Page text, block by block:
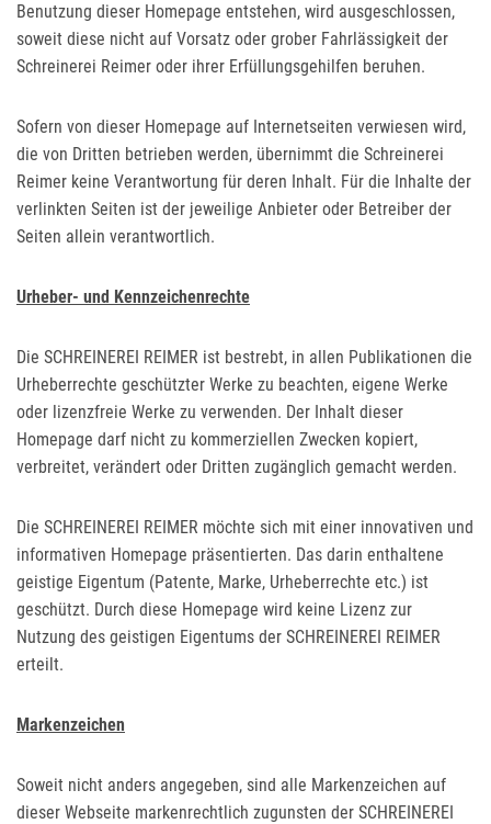
Benutzung dieser Homepage entstehen, wird ausgeschlossen,
soweit diese nicht auf Vorsatz oder grober Fahrlässigkeit der
Schreinerei Reimer oder ihrer Erfüllungsgehilfen beruhen.
Sofern von dieser Homepage auf Internetseiten verwiesen wird,
die von Dritten betrieben werden, übernimmt die Schreinerei
Reimer keine Verantwortung für deren Inhalt. Für die Inhalte der
verlinkten Seiten ist der jeweilige Anbieter oder Betreiber der
Seiten allein verantwortlich.
Urheber- und Kennzeichenrechte
Die SCHREINEREI REIMER ist bestrebt, in allen Publikationen die
Urheberrechte geschützter Werke zu beachten, eigene Werke
oder lizenzfreie Werke zu verwenden. Der Inhalt dieser
Homepage darf nicht zu kommerziellen Zwecken kopiert,
verbreitet, verändert oder Dritten zugänglich gemacht werden.
Die SCHREINEREI REIMER möchte sich mit einer innovativen und
informativen Homepage präsentierten. Das darin enthaltene
geistige Eigentum (Patente, Marke, Urheberrechte etc.) ist
geschützt. Durch diese Homepage wird keine Lizenz zur
Nutzung des geistigen Eigentums der SCHREINEREI REIMER
erteilt.
Markenzeichen
Soweit nicht anders angegeben, sind alle Markenzeichen auf
dieser Webseite markenrechtlich zugunsten der SCHREINEREI